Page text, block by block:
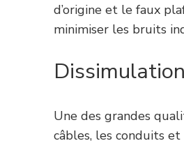
d’origine et le faux
minimiser les bruits
Une des grandes
câbles, les conduits